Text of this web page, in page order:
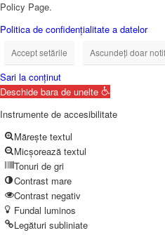
Policy Page.
Politica de confidențialitate a datelor
Accept setările Ascundeți doar
Sari la conținut
Deschide bara de unelte
Instrumente de accesibilitate
Mărește textul
Micșorează textul
Tonuri de gri
Contrast mare
Contrast negativ
Fundal luminos
Legături subliniate